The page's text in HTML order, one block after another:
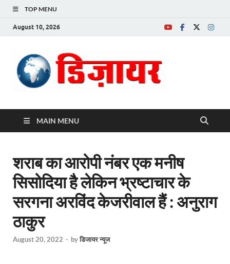
TOP MENU
August 10, 2026
MAIN MENU
शराब का आरोपी नंबर एक मनीष
सिसोदिया है लेकिन भ्रष्टाचार के
सरगना अरविंद केजरीवाल हैं : अनुराग
ठाकुर
August 20, 2022 - byडिजायर न्यूज